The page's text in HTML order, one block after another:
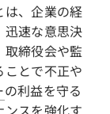
は、企業の経
迅速な意思決
締役会や監
とで不正や
の利益を守る
ンスを強化す